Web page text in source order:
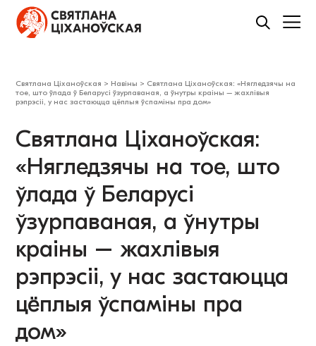
Святлана Ціханоўская > Навіны > Святлана Ціханоўская: «Нягледзячы на
тое, што ўлада ў Беларусі ўзурпаваная, а ўнутры краіны – жахлівыя
рэпрэсіі, у нас застаюцца цёплыя ўспаміны пра дом»
Святлана Ціханоўская:
«Нягледзячы на тое, што
ўлада ў Беларусі
ўзурпаваная, а ўнутры
краіны – жахлівыя
рэпрэсіі, у нас застаюцца
цёплыя ўспаміны пра
дом»